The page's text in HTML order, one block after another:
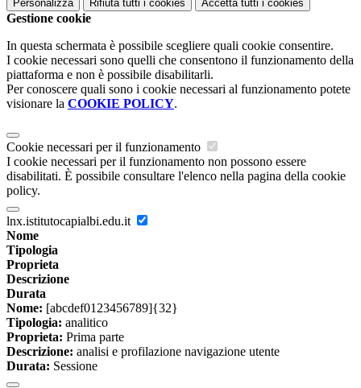
Personalizza Rifiuta tutti i cookies Accetta tutti i cookies
Gestione cookie
In questa schermata è possibile scegliere quali cookie consentire.
I cookie necessari sono quelli che consentono il funzionamento della
piattaforma e non è possibile disabilitarli.
Per conoscere quali sono i cookie necessari al funzionamento potete
visionare la COOKIE POLICY.
Cookie necessari per il funzionamento
I cookie necessari per il funzionamento non possono essere
disabilitati. È possibile consultare l'elenco nella pagina della cookie
policy.
lnx.istitutocapialbi.edu.it
Nome
Tipologia
Proprieta
Descrizione
Durata
Nome: [abcdef0123456789]{32}
Tipologia: analitico
Proprieta: Prima parte
Descrizione: analisi e profilazione navigazione utente
Durata: Sessione